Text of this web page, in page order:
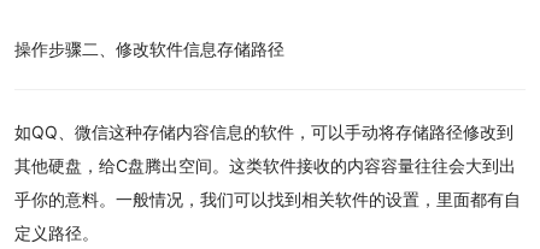
操作步骤二、修改软件信息存储路径
如QQ、微信这种存储内容信息的软件，可以手动将存储路径修改到
其他硬盘，给C盘腾出空间。这类软件接收的内容容量往往会大到出
乎你的意料。一般情况，我们可以找到相关软件的设置，里面都有自
定义路径。